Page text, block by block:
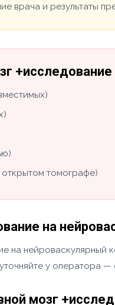
врача и результаты
томографе)
на
на
у оператора
мозг